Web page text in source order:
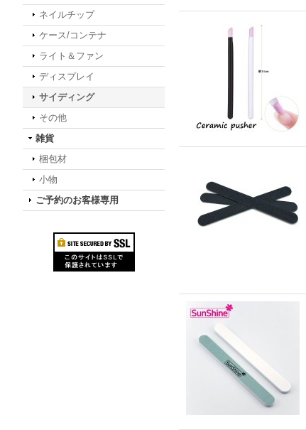
ネイルチップ
ケース/コンテナ
ライト＆ファン
ディスプレイ
サイディング
その他
雑貨
梱包材
小物
ご予約のお客様専用